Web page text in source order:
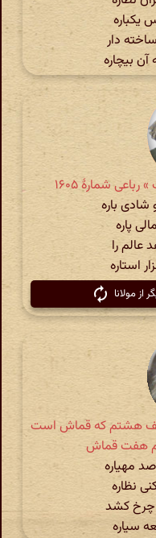
یکباره
دار
بیچاره
شمارهٔ ۱۶۰۵
باره
پاره
عالم را
استاره
هشتم که قماش است
هفت قماش
مهیاره
نظاره
چرخ کشد
سیاره